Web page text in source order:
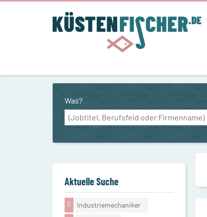
Was?
Aktuelle Suche
Industriemechaniker